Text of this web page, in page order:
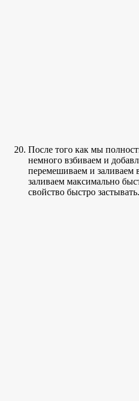
После того как мы
немного взбиваем и
перемешиваем и заливаем
заливаем максимально
свойство быстро застывать.